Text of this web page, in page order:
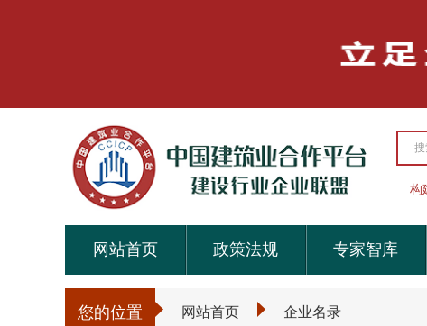
搜
构
网站首页 政策法规 专家智库
您的位置 网站首页 企业名录